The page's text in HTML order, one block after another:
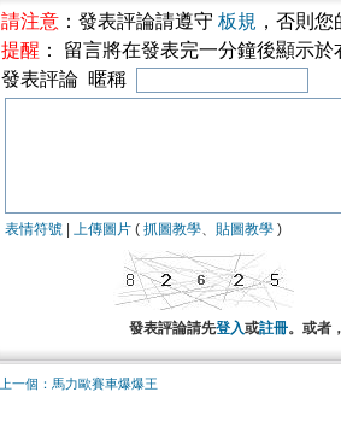
請注意 ：發表評論請遵守 板規 ，否則
提醒 ： 留言將在發表完一分鐘後顯示
發表評論 暱稱
表情符號 上傳圖片 ( 抓圖教學、 貼圖教學 )
發表評論請先登入或註冊。或者
上一個：馬力歐賽車爆爆王